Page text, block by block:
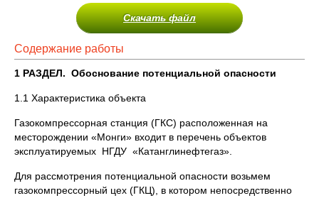
Скачать файл
Содержание работы
1 РАЗДЕЛ. Обоснование потенциальной опасности
1.1 Характеристика объекта
Газокомпрессорная станция (ГКС) расположенная на
месторождении «Монги» входит в перечень объектов
эксплуатируемых НГДУ «Катанглинефтегаз».
Для рассмотрения потенциальной опасности возьмем
газокомпрессорный цех (ГКЦ), в котором непосредственно